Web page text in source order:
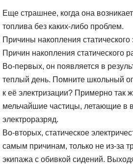
Еще страшнее, когда она
топлива без каких-либо проблем.
Причины накопления статического
Причин накопления статического
Во-первых, он появляется в
теплый день. Помните школьный
к её электризации? Примерно так
мельчайшие частицы, летающие в
электроразряд.
Во-вторых, статическое
самым причинам, только не из-за
экипажа с обивкой сидений.